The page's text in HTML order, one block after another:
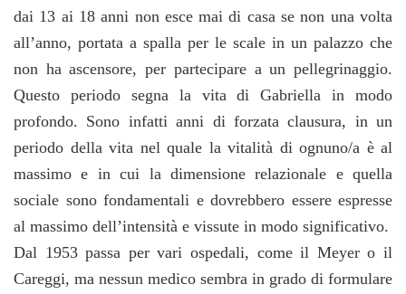
dai 13 ai 18 anni non esce mai di casa se non una volta
all’anno, portata a spalla per le scale in un palazzo che
non ha ascensore, per partecipare a un pellegrinaggio.
Questo periodo segna la vita di Gabriella in modo
profondo. Sono infatti anni di forzata clausura, in un
periodo della vita nel quale la vitalità di ognuno/a è al
massimo e in cui la dimensione relazionale e quella
sociale sono fondamentali e dovrebbero essere espresse
al massimo dell’intensità e vissute in modo significativo.
Dal 1953 passa per vari ospedali, come il Meyer o il
Careggi, ma nessun medico sembra in grado di formulare